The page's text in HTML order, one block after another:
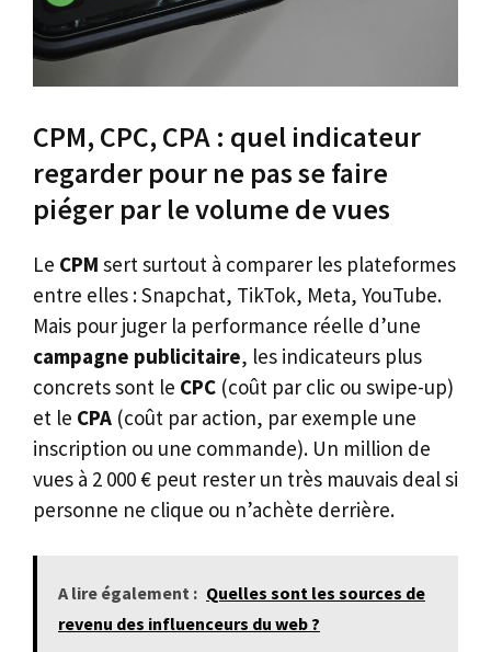
CPM, CPC, CPA : quel indicateur
regarder pour ne pas se faire
piéger par le volume de vues
Le CPM sert surtout à comparer les plateformes
entre elles : Snapchat, TikTok, Meta, YouTube.
Mais pour juger la performance réelle d’une
campagne publicitaire, les indicateurs plus
concrets sont le CPC (coût par clic ou swipe-up)
et le CPA (coût par action, par exemple une
inscription ou une commande). Un million de
vues à 2 000 € peut rester un très mauvais deal si
personne ne clique ou n’achète derrière.
A lire également : Quelles sont les sources de
revenu des influenceurs du web ?